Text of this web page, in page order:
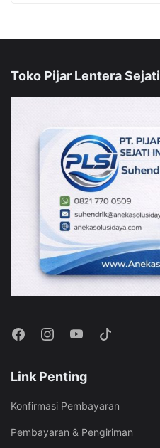
Toko Pijar Lentera Sejati
Link Penting
Konfirmasi Pembayaran
Pembayaran & Pengiriman